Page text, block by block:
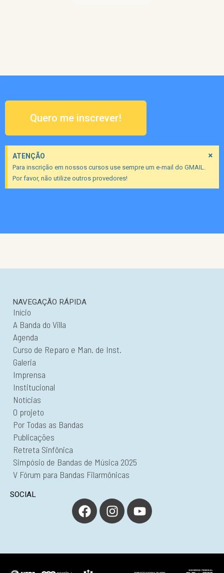
Quero me inscrever!
ATENÇÃO
Para inscrição em nossos cursos use sempre um e-mail do GMAIL.
Por favor, não utilize outros provedores!
×
NAVEGAÇÃO RÁPIDA
Início
A Banda do Villa
Agenda
Curso de Reparo e Man. de Inst.
Galeria
Imprensa
Institucional
Notícias
O projeto
Por Todas as Bandas
Publicações
Retreta Sinfônica
Simpósio de Bandas de Música 2025
V Fórum para Bandas Filarmônicas
SOCIAL